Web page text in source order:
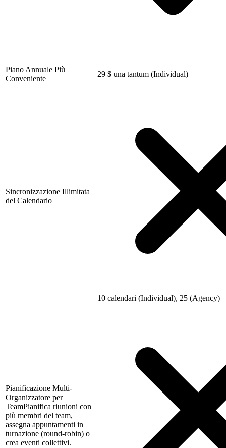
Piano Annuale Più
Conveniente
29 $ una tantum (Individual)
Sincronizzazione Illimitata
del Calendario
10 calendari (Individual), 25 (Agency)
Pianificazione Multi-
Organizzatore per
TeamPianifica riunioni con
più membri del team,
assegna appuntamenti in
turnazione (round-robin) o
crea eventi collettivi.